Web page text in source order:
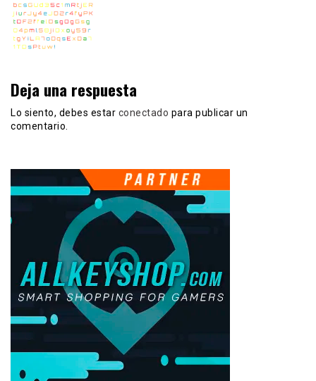
Deja una respuesta
Lo siento, debes estar conectado para publicar un
comentario.